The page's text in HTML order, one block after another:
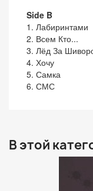
Side B
1. Лабиринтами
2. Всем Кто...
3. Лёд За
4. Хочу
5. Самка
6. СМС
В этой